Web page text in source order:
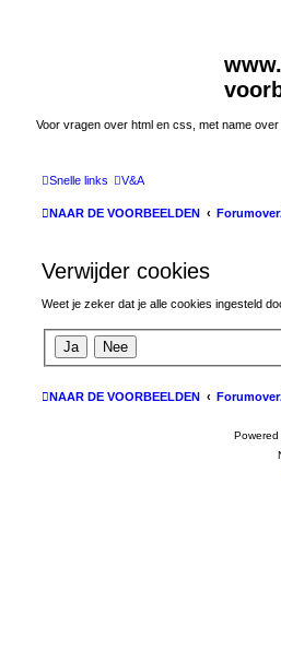
Voor vragen over html en css, met name
Snelle links V&A
NAAR DE VOORBEELDEN
Verwijder cookies
Weet je zeker dat je alle cookies ingesteld
NAAR DE VOORBEELDEN
Powered